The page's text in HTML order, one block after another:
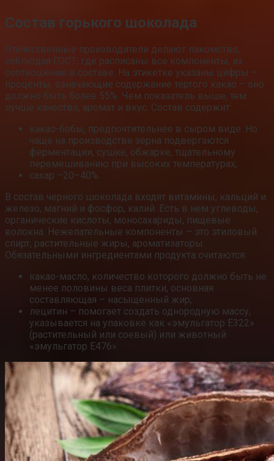
Состав горького шоколада
Отечественные производители делают лакомство,
соблюдая ГОСТ, где расписаны все компоненты, их
соотношение в составе. На этикетке указаны цифры –
проценты, означающие содержание тертого какао – оно
должно быть более 55%. Чем показатель выше, тем
лучше качество, аромат и вкус. Состав содержит:
какао-бобы, предпочтительнее в сыром виде. Но
чаще на производстве зерна подвергаются
ферментации, сушке, обжарке, тщательному
перемешиванию при высоких температурах;
сахар –20–40%.
В состав черного шоколада входят витамины, кальций и
железо, магний и фосфор, калий. Есть в нем углеводы,
органические кислоты, моносахариды, пищевые
волокна. Нежелательные компоненты – это этиловый
спирт, растительные жиры, ароматизаторы.
Обязательными ингредиентами продукта считаются:
какао-масло, количество которого должно быть не
менее половины веса плитки, основная
составляющая – насыщенный жир;
лецитин – помогает создать однородную массу,
указывается на упаковке как «эмульгатор Е322»
(растительный или соевый) или животный
«эмульгатор Е476».